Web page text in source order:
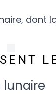
dont
lunaire